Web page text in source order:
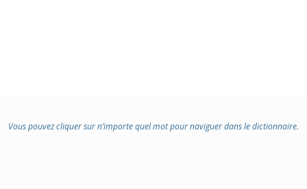
Vous pouvez cliquer sur n’importe quel mot pour naviguer dans le dictionnaire.